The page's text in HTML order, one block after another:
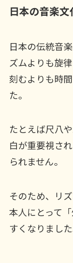
日本の音楽
日本の伝統音
ズムよりも旋
刻むよりも時
た。
たとえば尺八
白が重要視さ
られません。
そのため、リ
本人にとって
すくなりました